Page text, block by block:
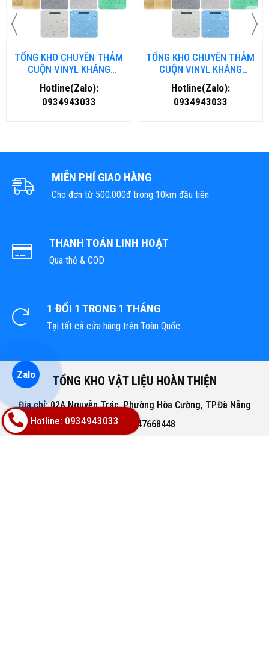
TỔNG KHO CHUYÊN THẢM
CUỘN VINYL KHÁNG
KHUẨN TẠI NHA TRANG
Hotline(Zalo):
0934943033
TỔNG KHO CHUYÊN THẢM
CUỘN VINYL KHÁNG
KHUẨN TẠI ĐÀ NẴNG
Hotline(Zalo):
0934943033
MIỄN PHÍ GIAO HÀNG
Cho đơn từ 500.000đ trong 10km đầu tiên
THANH TOÁN LINH HOẠT
Qua thẻ & COD
1 ĐỔI 1 TRONG 1 THÁNG
Tại tất cả cửa hàng trên Toàn Quốc
TỔNG KHO VẬT LIỆU HOÀN THIỆN
Địa chỉ: 02A Nguyễn Trác, Phường Hòa Cường, TP.Đà Nẵng
Hotline: 0947668448
Hotline: 0934943033
Zalo